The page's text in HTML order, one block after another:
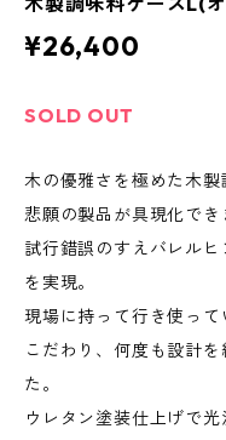
¥26,400
SOLD OUT
木の優雅さを極めた木製
悲願の製品が具現化でき
試行錯誤のすえバレル
を実現。
現場に持って行き使っ
こだわり、何度も設計
た。
ウレタン塗装仕上げで